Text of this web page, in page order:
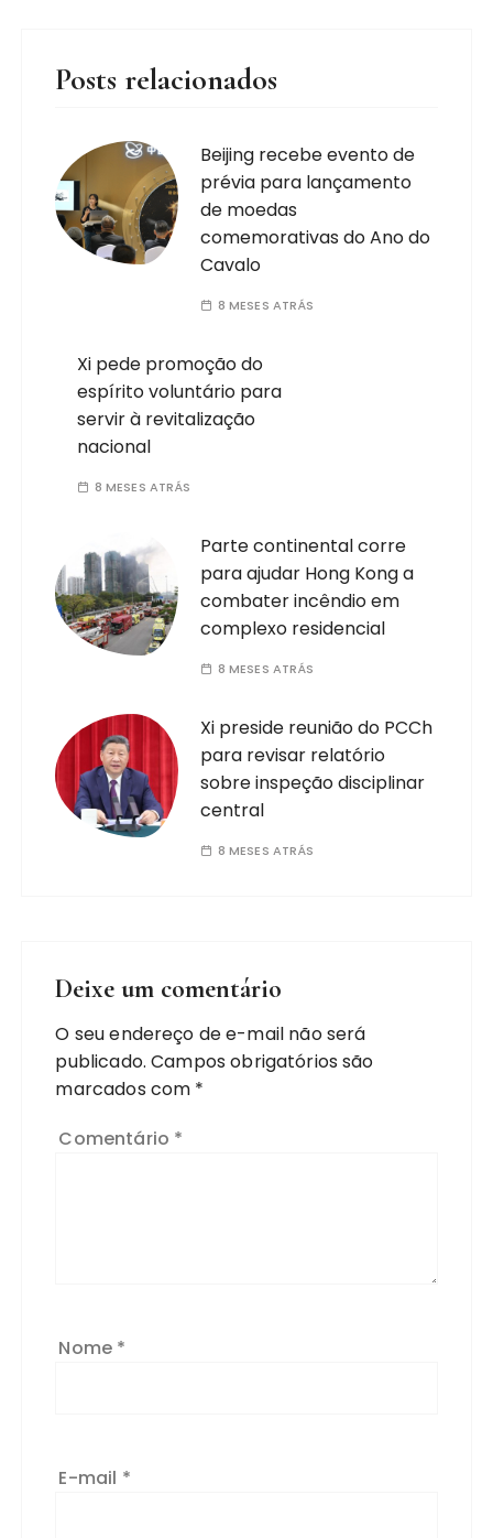
Posts relacionados
Beijing recebe evento de
prévia para lançamento
de moedas
comemorativas do Ano do
Cavalo
8 MESES ATRÁS
Xi pede promoção do
espírito voluntário para
servir à revitalização
nacional
8 MESES ATRÁS
Parte continental corre
para ajudar Hong Kong a
combater incêndio em
complexo residencial
8 MESES ATRÁS
Xi preside reunião do PCCh
para revisar relatório
sobre inspeção disciplinar
central
8 MESES ATRÁS
Deixe um comentário
O seu endereço de e-mail não será
publicado. Campos obrigatórios são
marcados com *
Comentário *
Nome *
E-mail *